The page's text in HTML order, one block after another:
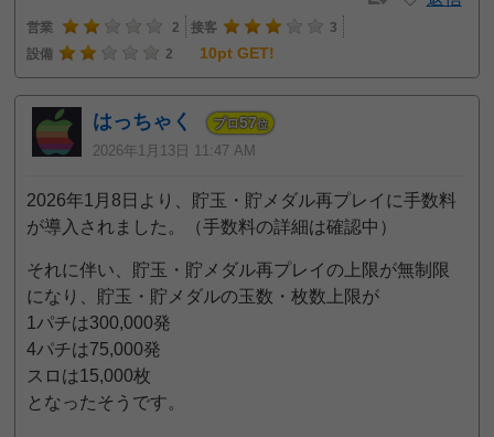
営業 2 接客
3
設備
2 10pt GET!
はっちゃく プロ57位
2026年1月13日 11:47 AM
2026年1月8日より、貯玉・貯メダル再プレイに手数料
が導入されました。（手数料の詳細は確認中）
それに伴い、貯玉・貯メダル再プレイの上限が無制限
になり、貯玉・貯メダルの玉数・枚数上限が
1パチは300,000発
4パチは75,000発
スロは15,000枚
となったそうです。